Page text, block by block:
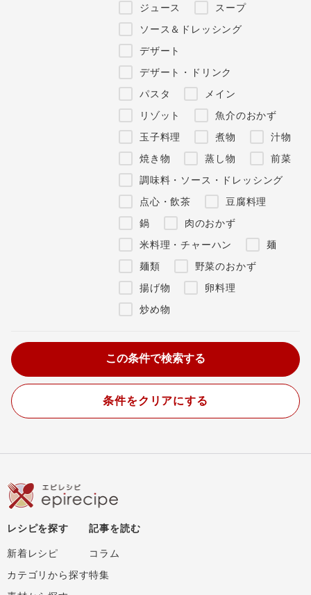
ジュース
スープ
ソース＆ドレッシング
デザート
デザート・ドリンク
パスタ
メイン
リゾット
魚介のおかず
玉子料理
煮物
汁物
焼き物
蒸し物
前菜
調味料・ソース・ドレッシング
点心・飲茶
豆腐料理
鍋
肉のおかず
米料理・チャーハン
麺
麺類
野菜のおかず
揚げ物
卵料理
炒め物
条件をクリアにする
レシピを探す
新着レシピ
カテゴリから探す
記事を読む
コラム
特集